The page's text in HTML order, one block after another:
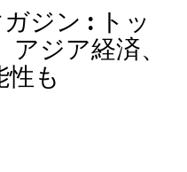
ジン : トッ
ジア経済、
も